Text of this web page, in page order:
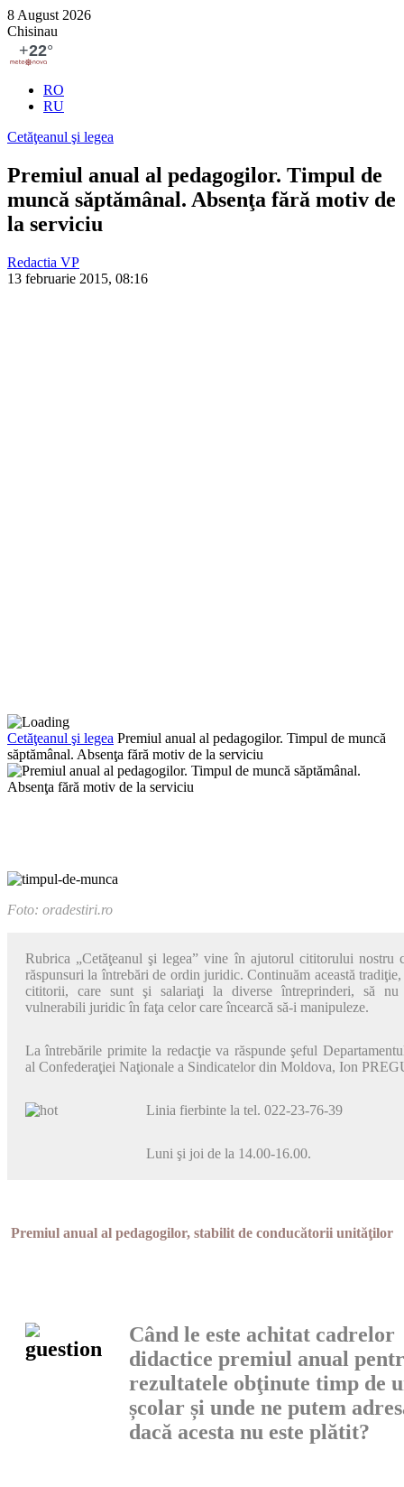
8 August 2026
Chisinau
RO
RU
Cetăţeanul şi legea
Premiul anual al pedagogilor. Timpul de
muncă săptămânal. Absenţa fără motiv de
la serviciu
Redactia VP
13 februarie 2015, 08:16
Cetăţeanul şi legea Premiul anual al pedagogilor. Timpul de muncă
săptămânal. Absenţa fără motiv de la serviciu
Foto: oradestiri.ro
Rubrica „Cetăţeanul şi legea” vine în aju­torul cititorului nostru
răspun­suri la întrebări de ordin juridic. Conti­nuăm această
cititorii, care sunt şi salariaţi la diverse întreprin­deri, să nu
vulnerabili juridic în faţa celor care încearcă să-i manipuleze.
La întrebările primite la redacţie va răs­punde şeful
al Confederaţiei Naţionale a Sindicatelor din Moldova, Ion
Linia fierbinte la tel. 022-23-76-39
Luni şi joi de la 14.00-16.00.
Premiul anual al pedagogilor, stabilit de conducătorii unităţilor
Când le este achitat cadrelor
didactice premiul anu­al
rezultatele obţinute timp de
școlar și unde ne putem
dacă acesta nu este plătit?